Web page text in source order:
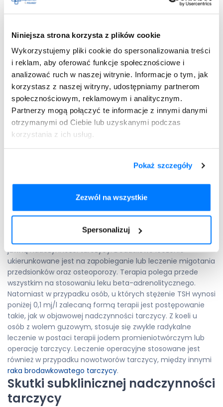
Niniejsza strona korzysta z plików cookie
Wykorzystujemy pliki cookie do spersonalizowania treści
i reklam, aby oferować funkcje społecznościowe i
analizować ruch w naszej witrynie. Informacje o tym, jak
korzystasz z naszej witryny, udostępniamy partnerom
społecznościowym, reklamowym i analitycznym.
Partnerzy mogą połączyć te informacje z innymi danymi
otrzymanymi od Ciebie lub uzyskanymi podczas
korzystania z ich usług.
Pokaż szczegóły
Zezwól na wszystkie
Spersonalizuj
nadczynności tarczycy
Wdrożenie leczenia podklinicznej nadczynności tarczycy
poprzedzone jest postawieniem diagnozy. Celem
rozpoznania schorzenia przeprowadzane jest w odstępach
kilku tygodni badanie krwi, w którym stwierdza się obniżone
stężenie TSH. Dodatkowo konieczne jest oznaczenie
tyroksyny wolnej, czyli fT4, trijodotyroniny wolnej (fT3), a
także przeciwciał przeciwko peroksydazie tarczycowej
(aTPO). Diagnoza potwierdzana jest, kiedy badania krwi
także podwyższenie stężenia globuliny wiążącej hormony
obniżonego TSH, który może występować przy zespole
pozatarczycowym czy nieprawidłowym funkcjonowaniu
przysadki mózgowej.
Leczenie utajonej nadczynności tarczycy ma na celu
jawną nadczynności tarczycy. Dodatkowo leczenie
ukierunkowane jest na zapobieganie lub leczenie migotania
przedsionków oraz osteoporozy. Terapia polega przede
wszystkim na stosowaniu leku beta-adrenolitycznego.
Natomiast w przypadku osób, u których stężenie TSH wynosi
poniżej 0,1 mj/l zalecaną formą terapii jest postępowanie
takie, jak w objawowej nadczynności tarczycy. Z koeli u
osób z wolem guzowym, stosuje się zwykle radykalne
leczenie w postaci terapii jodem promieniotwórczym lub
operację tarczycy. Leczenie operacyjne stosowane jest
również w przypadku nowotworów tarczycy, między innymi
raka brodawkowatego tarczycy.
Skutki subklinicznej nadczynności
tarczycy